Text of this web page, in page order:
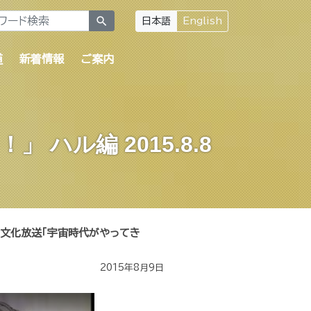
search 日本語 English
新着情報 ご案内
」 ハル編 2015.8.8
放送「宇宙時代がやってき
2015年8月9日